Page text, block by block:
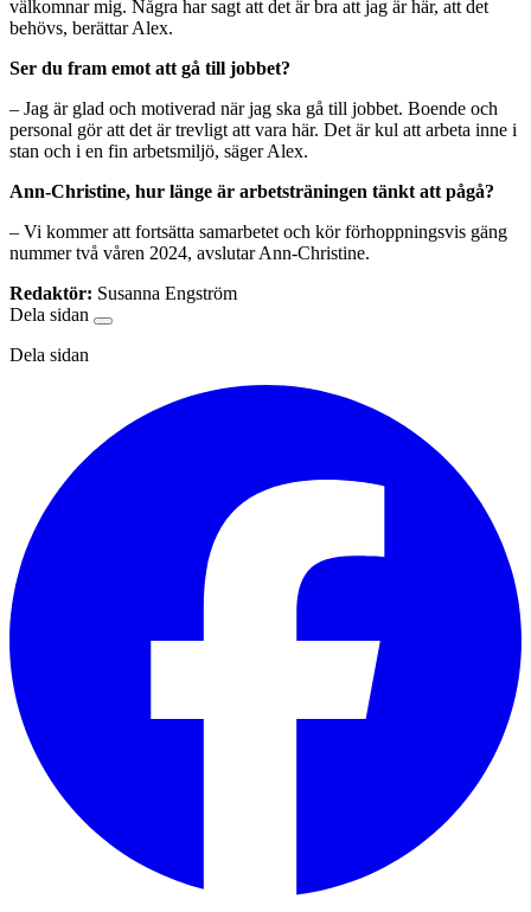
välkomnar mig. Några har sagt att det är bra att jag är här, att det
behövs, berättar Alex.
Ser du fram emot att gå till jobbet?
– Jag är glad och motiverad när jag ska gå till jobbet. Boende och
personal gör att det är trevligt att vara här. Det är kul att arbeta inne i
stan och i en fin arbetsmiljö, säger Alex.
Ann-Christine, hur länge är arbetsträningen tänkt att pågå?
– Vi kommer att fortsätta samarbetet och kör förhoppningsvis gäng
nummer två våren 2024, avslutar Ann-Christine.
Redaktör: Susanna Engström
Dela sidan
Dela sidan